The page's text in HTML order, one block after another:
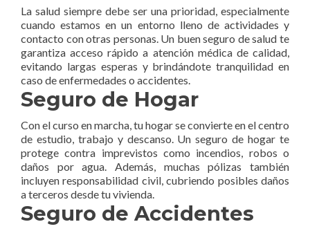
La salud siempre debe ser una prioridad, especialmente
cuando estamos en un entorno lleno de actividades y
contacto con otras personas. Un buen seguro de salud te
garantiza acceso rápido a atención médica de calidad,
evitando largas esperas y brindándote tranquilidad en
caso de enfermedades o accidentes.
Seguro de Hogar
Con el curso en marcha, tu hogar se convierte en el centro
de estudio, trabajo y descanso. Un seguro de hogar te
protege contra imprevistos como incendios, robos o
daños por agua. Además, muchas pólizas también
incluyen responsabilidad civil, cubriendo posibles daños
a terceros desde tu vivienda.
Seguro de Accidentes